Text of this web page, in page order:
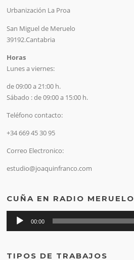
Urbanización La Proa
San Miguel de Meruelo
39192.Cantabria
Horas
Lunes a viernes:
de 09:00 a 21:00 h.
Sábado : de 09:00 a 15:00 h.
Teléfono contacto:
+34 669 45 30 95
Correo Electronico:
estudio@joaquinfranco.com
CUÑA EN RADIO MERUELO
Reproductor
00:00
TIPOS DE TRABAJOS